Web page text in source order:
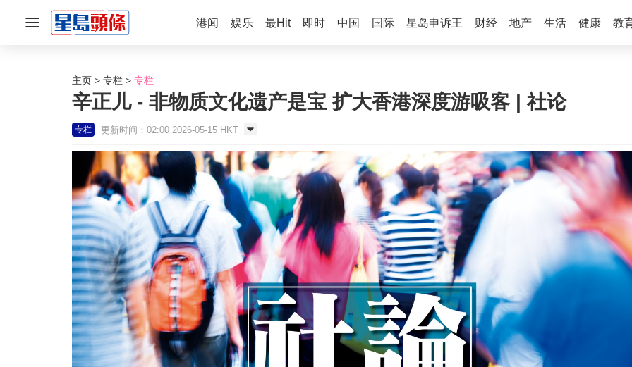
港闻 娱乐 最Hit 即时 中国 国际 星岛申诉王 财经 地产 生活 健康 教
主页 专栏 专栏
辛正儿 - 非物质文化遗产是宝 扩大香港深度游吸客 | 社论
专栏 更新时间：02:00 2026-05-15 HKT